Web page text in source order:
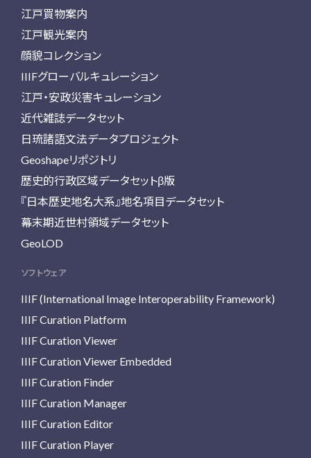
江戸買物案内
江戸観光案内
顔貌コレクション
IIIFグローバルキュレーション
江戸・安政災害キュレーション
近代雑誌データセット
日琉諸語文法データプロジェクト
Geoshapeリポジトリ
歴史的行政区域データセットβ版
『日本歴史地名大系』地名項目データセット
幕末期近世村領域データセット
GeoLOD
ソフトウェア
IIIF (International Image Interoperability Framework)
IIIF Curation Platform
IIIF Curation Viewer
IIIF Curation Viewer Embedded
IIIF Curation Finder
IIIF Curation Manager
IIIF Curation Editor
IIIF Curation Player